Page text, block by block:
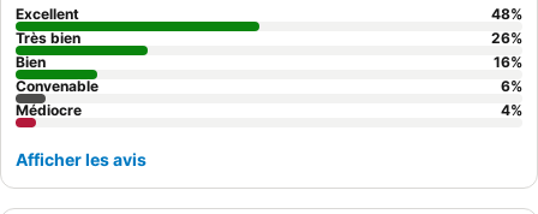
vraiment améliorée, pensez à demander une chambre à un
étage supérieur pour des
Excellent 48%
Très bien
26%
Bien
16%
Convenable
6%
Médiocre
4%
Afficher les avis